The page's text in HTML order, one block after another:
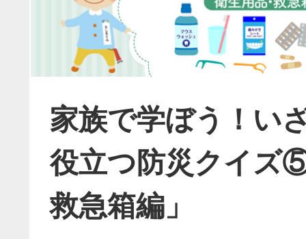
家族で学ぼう！い
役立つ防災クイズ
救急箱編」